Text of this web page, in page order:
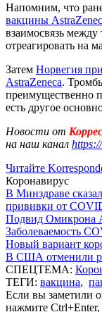
Напомним, что
вакцины
взаимосвязь
отреагировать на
Затем Норвегия
AstraZeneca.
преимущественно
есть другое
Новости от
на наш канал
Читайте
Коронавирус
В Минздраве
прививки от
Подвид Омикрона
Заболеваемость
Новый вариант
В США отменили
СПЕЦТЕМА:
ТЕГИ: вакцина,
Если вы заметили
нажмите